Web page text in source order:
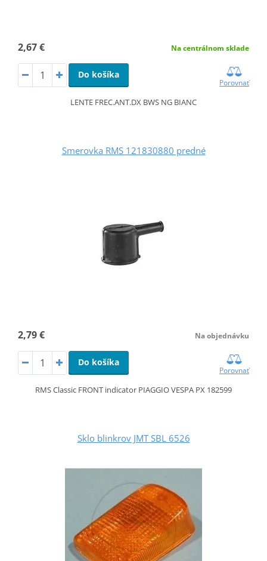
2,67 € Na centrálnom sklade
Do košíka
Porovnať
LENTE FREC.ANT.DX BWS NG BIANC
Smerovka RMS 121830880 predné
2,79 € Na objednávku
Do košíka
Porovnať
RMS Classic FRONT indicator PIAGGIO VESPA PX 182599
Sklo blinkrov JMT SBL 6526